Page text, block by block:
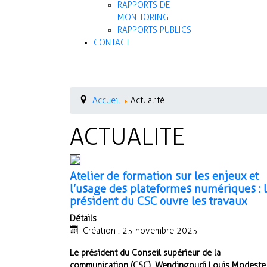
RAPPORTS DE
MONITORING
RAPPORTS PUBLICS
CONTACT
Accueil Actualité
ACTUALITE
Atelier de formation sur les enjeux et
l’usage des plateformes numériques :
président du CSC ouvre les travaux
Détails
Création : 25 novembre 2025
Le président du Conseil supérieur de la